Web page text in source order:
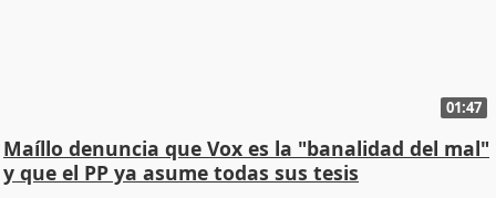
01:47
Maíllo denuncia que Vox es la "banalidad del mal"
y que el PP ya asume todas sus tesis